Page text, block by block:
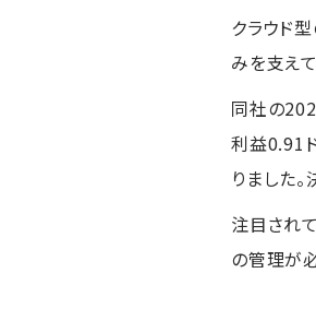
クラウド
みを支え
同社の
利益0.91
りました
注目され
の管理が